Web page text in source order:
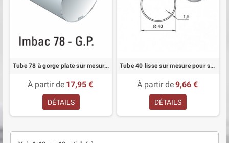
Tube 78 à gorge plate sur mesure pour store
À partir de 17,95 €
DÉTAILS
Tube 40 lisse sur mesure pour store
À partir de9,66 €
DÉTAILS